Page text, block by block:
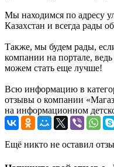
Мы находимся по адресу
Казахстан и всегда рады
Также, мы будем рады,
компании на портале,
можем стать еще лучше!
Всю информацию в
отзывы о компании
на информационном
Ещё никто не оставил